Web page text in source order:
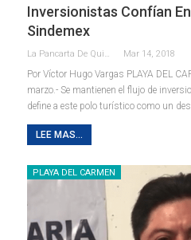
Inversionistas Confían
Sindemex
La Pancarta De Quintana Roo Mar 14, 2018
Por Víctor Hugo Vargas PLAYA DEL
marzo.- Se mantienen el flujo de
define a este polo turístico como un
LEE MAS...
PLAYA DEL CARMEN